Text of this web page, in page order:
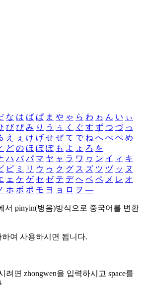
な は ば ぱ ま や ゃ ら わ ゎ ん い ぃ
び ぴ み り う ぅ く ぐ す ず つ づ っ
え ぇ け げ せ ぜ て で ね へ べ ぺ め
ど の ほ ぼ ぽ も よ ょ ろ を
ハ バ パ マ ヤ ャ ラ ワ ヮ ン イ ィ キ
ピ ミ リ ウ ゥ ク グ ス ズ ツ ヅ ッ ヌ
ェ ケ ゲ セ ゼ テ デ ヘ ベ ペ メ レ オ
ホ ボ ポ モ ヨ ョ ロ ヲ ―
서 pinyin(병음)방식으로 중국어를 변환
여 사용하시면 됩니다.
려면 zhongwen을 입력하시고 space를